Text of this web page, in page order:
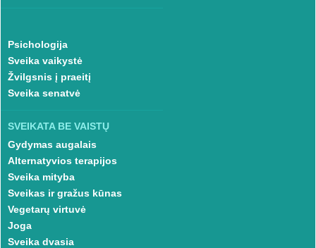
Psichologija
Sveika vaikystė
Žvilgsnis į praeitį
Sveika senatvė
SVEIKATA BE VAISTŲ
Gydymas augalais
Alternatyvios terapijos
Sveika mityba
Sveikas ir gražus kūnas
Vegetarų virtuvė
Joga
Sveika dvasia